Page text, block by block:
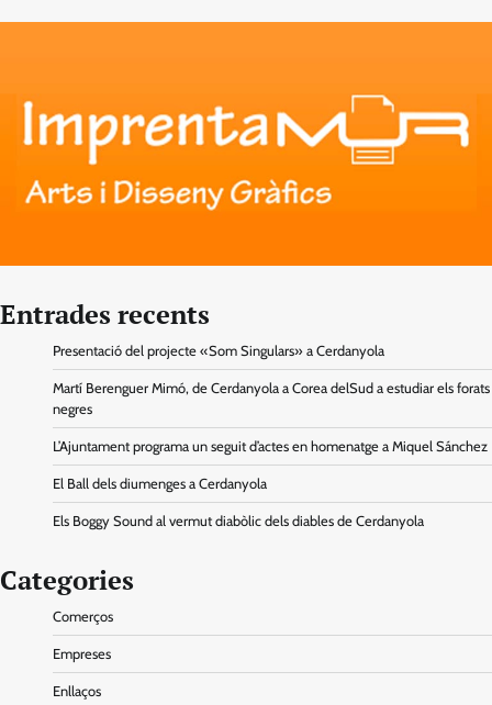
Entrades recents
Presentació del projecte «Som Singulars» a Cerdanyola
Martí Berenguer Mimó, de Cerdanyola a Corea delSud a estudiar els forats
negres
L’Ajuntament programa un seguit d’actes en homenatge a Miquel Sánchez
El Ball dels diumenges a Cerdanyola
Els Boggy Sound al vermut diabòlic dels diables de Cerdanyola
Categories
Comerços
Empreses
Enllaços